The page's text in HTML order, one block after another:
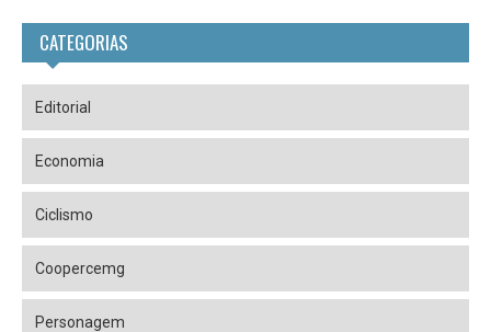
CATEGORIAS
Editorial
Economia
Ciclismo
Coopercemg
Personagem